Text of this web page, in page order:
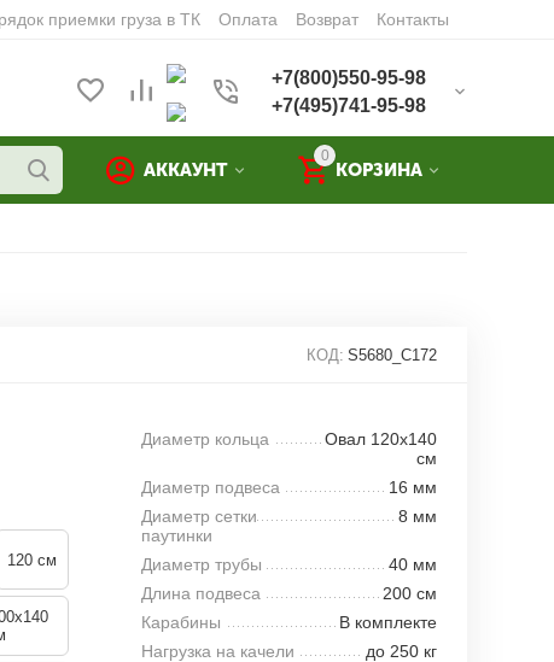
приемки груза в ТК Оплата Возврат Контакты
+7(800)550-95-98
+7(495)741-95-98
0
КОРЗИНА
АККАУНТ
КОД: S5680_C172
120 см
Диаметр кольца
Овал 120x140
см
Диаметр подвеса
16 мм
Диаметр сетки
паутинки
8 мм
Диаметр трубы
40 мм
Длина подвеса
200 см
Карабины
В комплекте
Нагрузка на качели
до 250 кг